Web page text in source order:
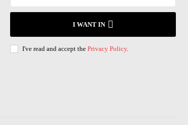
I WANT IN
I've read and accept the Privacy Policy.